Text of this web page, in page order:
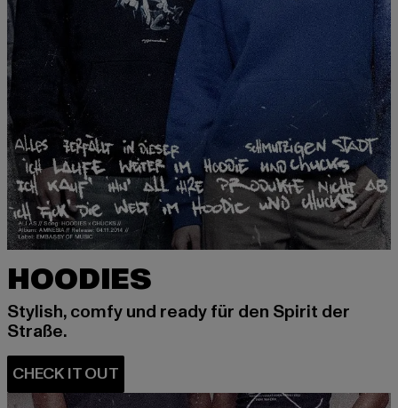
HOODIES
Stylish, comfy und ready für den Spirit der
Straße.